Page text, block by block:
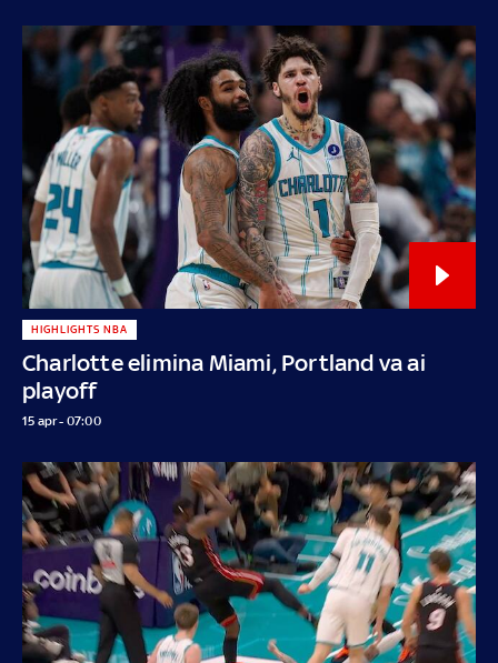
Charlotte elimina Miami, Portland va ai
playoff
HIGHLIGHTS NBA
15 apr - 07:00